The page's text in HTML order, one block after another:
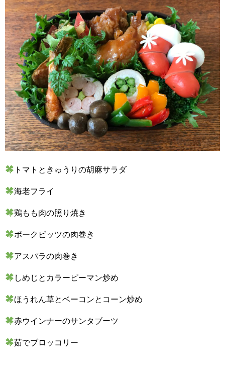
トマトときゅうりの胡麻サラダ
海老フライ
鶏もも肉の照り焼き
ポークビッツの肉巻き
アスパラの肉巻き
しめじとカラーピーマン炒め
ほうれん草とベーコンとコーン炒め
赤ウインナーのサンタブーツ
茹でブロッコリー